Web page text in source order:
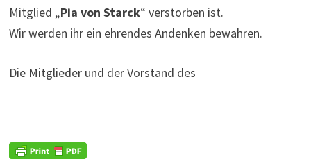
Mitglied „Pia von Starck“ verstorben ist.
Wir werden ihr ein ehrendes Andenken bewahren.
Die Mitglieder und der Vorstand des